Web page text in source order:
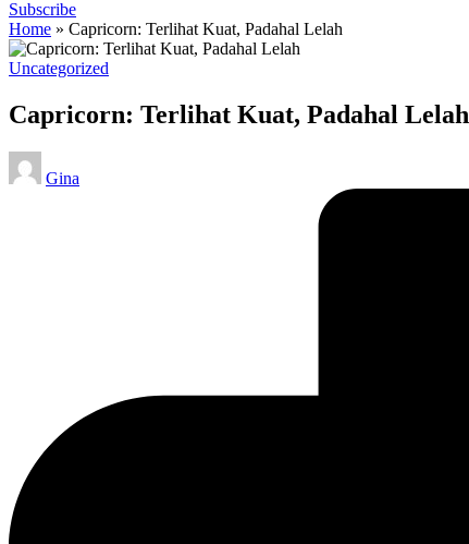
Subscribe
Home » Capricorn: Terlihat Kuat, Padahal Lelah
Posted
Uncategorized
Capricorn: Terlihat Kuat, Padahal Lelah
Posted
by
Gina